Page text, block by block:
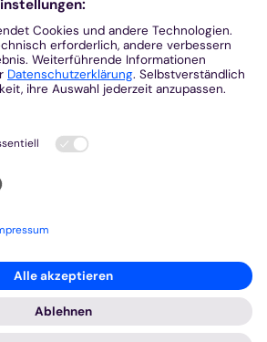
0
aachen.de
aachen.de
Impressum